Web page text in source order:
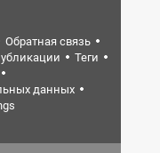
Обратная связь
Теги
данных